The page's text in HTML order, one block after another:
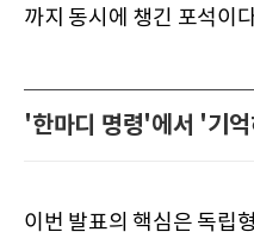
까지 동시에 챙긴 포석이
'한마디 명령'에서 '기
이번 발표의 핵심은 독립